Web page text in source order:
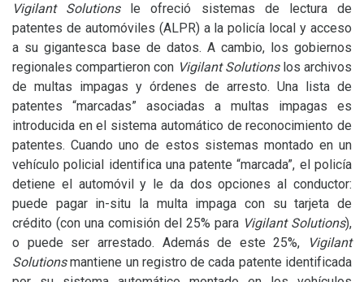
Vigilant Solutionsle ofreció sistemas de lectura de
patentes de automóviles (ALPR) a la policía local y acceso
a su gigantesca base de datos. A cambio, los gobiernos
regionales compartieron con Vigilant Solutionslos archivos
de multas impagas y órdenes de arresto. Una lista de
patentes “marcadas” asociadas a multas impagas es
introducida en el sistema automático de reconocimiento de
patentes. Cuando uno de estos sistemas montado en un
vehículo policial identifica una patente “marcada”, el policía
detiene el automóvil y le da dos opciones al conductor:
puede pagar in-situ la multa impaga con su tarjeta de
crédito (con una comisión del 25% para Vigilant Solutions),
o puede ser arrestado. Además de este 25%,
Vigilant
Solutionsmantiene un registro de cada patente identificada